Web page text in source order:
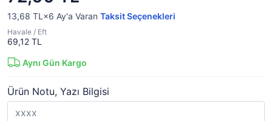
13,68 TL×6 Ay'a Varan Taksit Seçenekleri
Havale / Eft
69,12 TL
Aynı Gün Kargo
Ürün Notu, Yazı Bilgisi